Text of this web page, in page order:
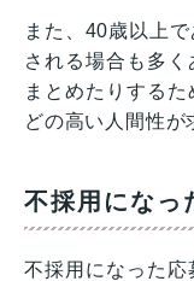
また、40歳以上
される場合も多
まとめたりする
どの高い人間性が
不採用になっ
不採用になった